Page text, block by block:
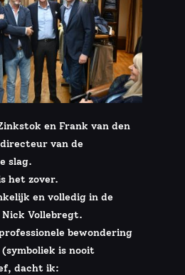
en Frank van den
van de
slag.
het zover.
en volledig in de
Nick Vollebregt.
bewondering
is nooit
dacht ik: